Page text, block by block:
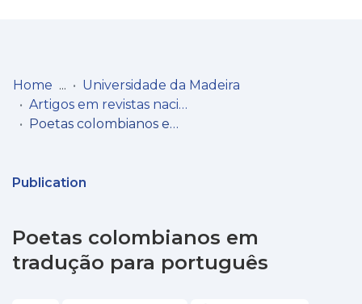
Communities
Statistics
Home
Universidade da Madeira
Artigos em revistas nacionais
Poetas colombianos em tradução para português
Publication
Poetas colombianos em
tradução para português